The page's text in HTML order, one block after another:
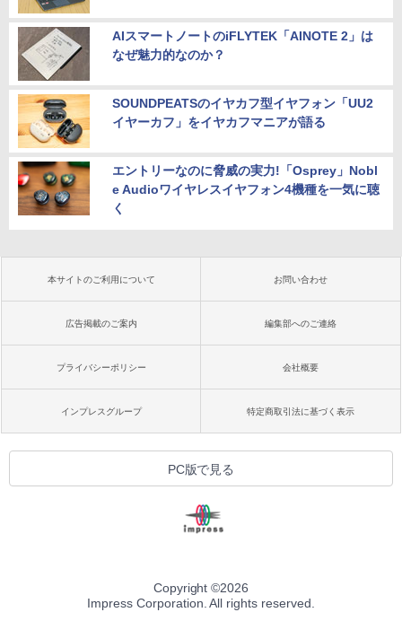
AIスマートノートのiFLYTEK「AINOTE 2」は
なぜ魅力的なのか？
SOUNDPEATSのイヤカフ型イヤフォン「UU2
イヤーカフ」をイヤカフマニアが語る
エントリーなのに脅威の実力!「Osprey」Nobl
e Audioワイヤレスイヤフォン4機種を一気に聴
く
本サイトのご利用について お問い合わせ
広告掲載のご案内 編集部へのご連絡
プライバシーポリシー 会社概要
インプレスグループ 特定商取引法に基づく表示
PC版で見る
Copyright ©2026
Impress Corporation. All rights reserved.